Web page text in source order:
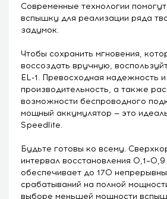
Современные технологии
вспышку для реализации ряда
задумок.
Чтобы сохранить мгновения,
воссоздать вручную,
EL-1. Превосходная надежность и
производительность, а также
возможности беспроводного
мощный аккумулятор — это
Speedlite.
Будьте готовы ко всему.
интервал восстановления 0,1–0,9
обеспечивает до 170
срабатываний на полной
выборе меньшей мощности